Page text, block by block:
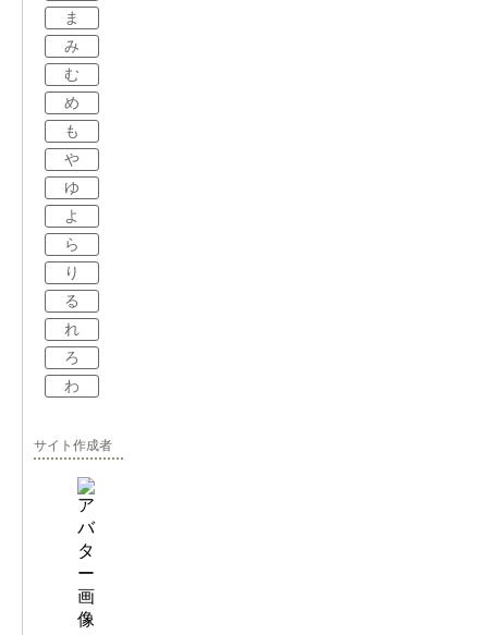
ま
み
む
め
も
や
ゆ
よ
ら
り
る
れ
ろ
わ
サイト作成者